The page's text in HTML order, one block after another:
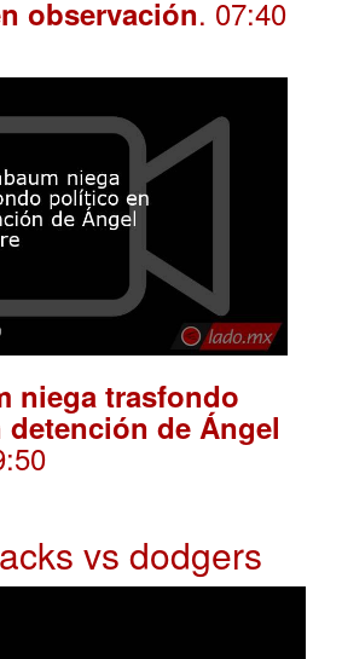
observación. 07:40
niega trasfondo
de Ángel
vs dodgers